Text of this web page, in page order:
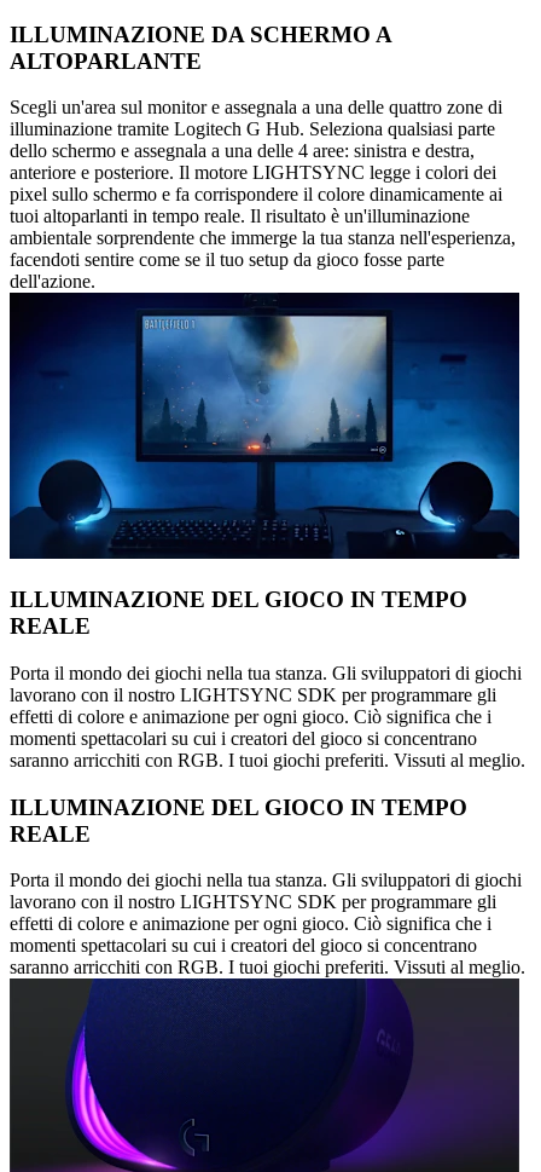
ILLUMINAZIONE DA SCHERMO A
ALTOPARLANTE
Scegli un'area sul monitor e assegnala a una delle quattro zone di
illuminazione tramite Logitech G Hub. Seleziona qualsiasi parte
dello schermo e assegnala a una delle 4 aree: sinistra e destra,
anteriore e posteriore. Il motore LIGHTSYNC legge i colori dei
pixel sullo schermo e fa corrispondere il colore dinamicamente ai
tuoi altoparlanti in tempo reale. Il risultato è un'illuminazione
ambientale sorprendente che immerge la tua stanza nell'esperienza,
facendoti sentire come se il tuo setup da gioco fosse parte
dell'azione.
ILLUMINAZIONE DEL GIOCO IN TEMPO
REALE
Porta il mondo dei giochi nella tua stanza. Gli sviluppatori di giochi
lavorano con il nostro LIGHTSYNC SDK per programmare gli
effetti di colore e animazione per ogni gioco. Ciò significa che i
momenti spettacolari su cui i creatori del gioco si concentrano
saranno arricchiti con RGB. I tuoi giochi preferiti. Vissuti al meglio.
ILLUMINAZIONE DEL GIOCO IN TEMPO
REALE
Porta il mondo dei giochi nella tua stanza. Gli sviluppatori di giochi
lavorano con il nostro LIGHTSYNC SDK per programmare gli
effetti di colore e animazione per ogni gioco. Ciò significa che i
momenti spettacolari su cui i creatori del gioco si concentrano
saranno arricchiti con RGB. I tuoi giochi preferiti. Vissuti al meglio.